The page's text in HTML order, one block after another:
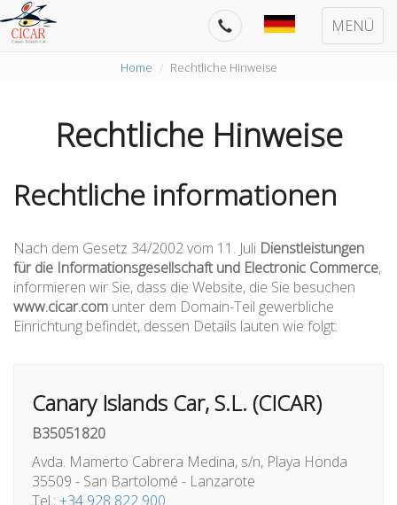
MENÜ
Home Rechtliche Hinweise
Rechtliche Hinweise
Rechtliche informationen
Nach dem Gesetz 34/2002 vom 11. Juli Dienstleistungen
für die Informationsgesellschaft und Electronic Commerce,
informieren wir Sie, dass die Website, die Sie besuchen
www.cicar.com unter dem Domain-Teil gewerbliche
Einrichtung befindet, dessen Details lauten wie folgt:
Canary Islands Car, S.L. (CICAR)
B35051820
Avda. Mamerto Cabrera Medina, s/n, Playa Honda
35509 - San Bartolomé - Lanzarote
Tel.: +34 928 822 900